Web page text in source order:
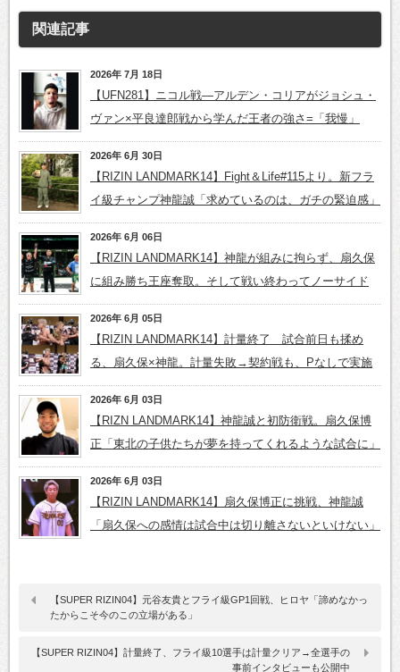
関連記事
2026年 7月 18日
【UFN281】ニコル戦―アルデン・コリアがジョシュ・
ヴァン×平良達郎戦から学んだ王者の強さ=「我慢」
2026年 6月 30日
【RIZIN LANDMARK14】Fight＆Life#115より。新フラ
イ級チャンプ神龍誠「求めているのは、ガチの緊迫感」
2026年 6月 06日
【RIZIN LANDMARK14】神龍が組みに拘らず、扇久保
に組み勝ち王座奪取。そして戦い終わってノーサイド
2026年 6月 05日
【RIZIN LANDMARK14】計量終了 試合前日も揉め
る、扇久保×神龍。計量失敗→契約戦も、Pなしで実施
2026年 6月 03日
【RIZN LANDMARK14】神龍誠と初防衛戦。扇久保博
正「東北の子供たちが夢を持ってくれるような試合に」
2026年 6月 03日
【RIZIN LANDMARK14】扇久保博正に挑戦、神龍誠
「扇久保への感情は試合中は切り離さないといけない」
【SUPER RIZIN04】元谷友貴とフライ級GP1回戦、ヒロヤ「諦めなかっ
たからこそ今のこの立場がある」
【SUPER RIZIN04】計量終了、フライ級10選手は計量クリア→全選手の
事前インタビューも公開中